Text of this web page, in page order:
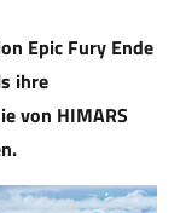
Epic Fury Ende
ihre
von HIMARS